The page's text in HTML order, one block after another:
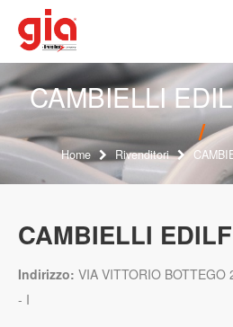
CAMBIELLI
Home Rivenditori
CAMBIELLI
Indirizzo: VIA VITTORIO
- I